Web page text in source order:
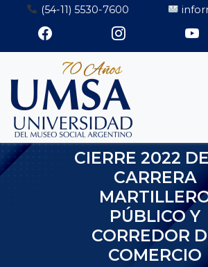
Saltar
contenido
(54-11) 5530-7600
CIERRE 2022
CARRERA
PÚBLICO Y
CORREDOR
COMERCIO